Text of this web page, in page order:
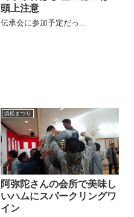
頭上注意
伝承会に参加予定だっ...
浜松まつり
阿弥陀さんの会所で美味し
いハムにスパークリングワ
イン